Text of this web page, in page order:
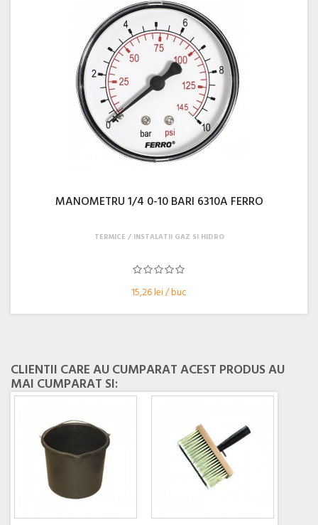
MANOMETRU 1/4 0-10 BARI 6310A FERRO
15,26 lei / buc
TERMICE INSTALATII GAZ SI HIDRO
CLIENTII CARE AU CUMPARAT ACEST PRODUS AU
MAI CUMPARAT SI: